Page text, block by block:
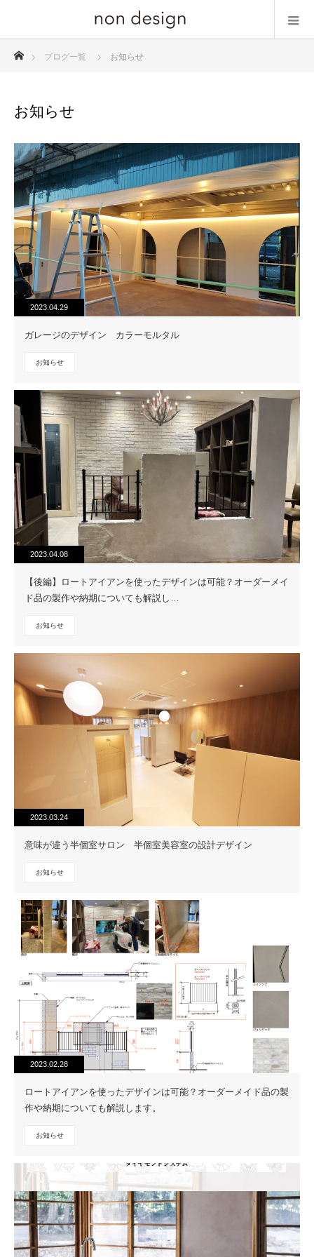
ブログ一覧 お知らせ
お知らせ
2023.04.29
ガレージのデザイン カラーモルタル
お知らせ
2023.04.08
【後編】ロートアイアンを使ったデザインは可能？オーダーメイ
ド品の製作や納期についても解説し…
お知らせ
2023.03.24
意味が違う半個室サロン 半個室美容室の設計デザイン
お知らせ
2023.02.28
ロートアイアンを使ったデザインは可能？オーダーメイド品の製
作や納期についても解説します。
お知らせ